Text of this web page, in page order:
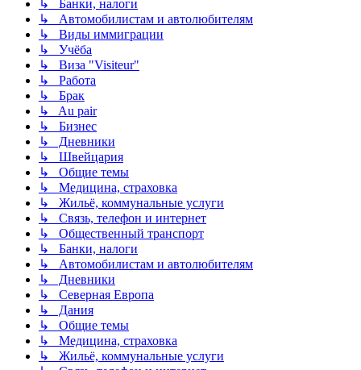
↳ Банки, налоги
↳ Автомобилистам и автолюбителям
↳ Виды иммиграции
↳ Учёба
↳ Виза "Visiteur"
↳ Работа
↳ Брак
↳ Au pair
↳ Бизнес
↳ Дневники
↳ Швейцария
↳ Общие темы
↳ Медицина, страховка
↳ Жильё, коммунальные услуги
↳ Связь, телефон и интернет
↳ Общественный транспорт
↳ Банки, налоги
↳ Автомобилистам и автолюбителям
↳ Дневники
↳ Северная Европа
↳ Дания
↳ Общие темы
↳ Медицина, страховка
↳ Жильё, коммунальные услуги